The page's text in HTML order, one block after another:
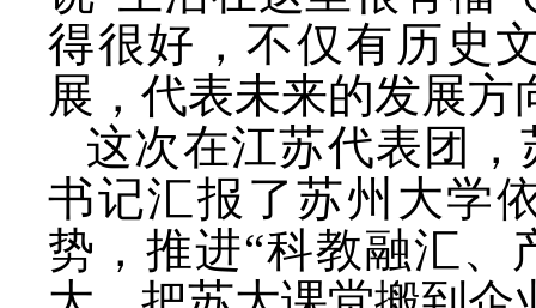
得很好，不仅有历史
展，代表未来的发展方
这次在江苏代表团
书记汇报了苏州大学
势，推进“科教融汇、